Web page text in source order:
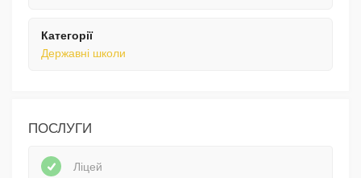
Категорії
Державні школи
ПОСЛУГИ
Ліцей